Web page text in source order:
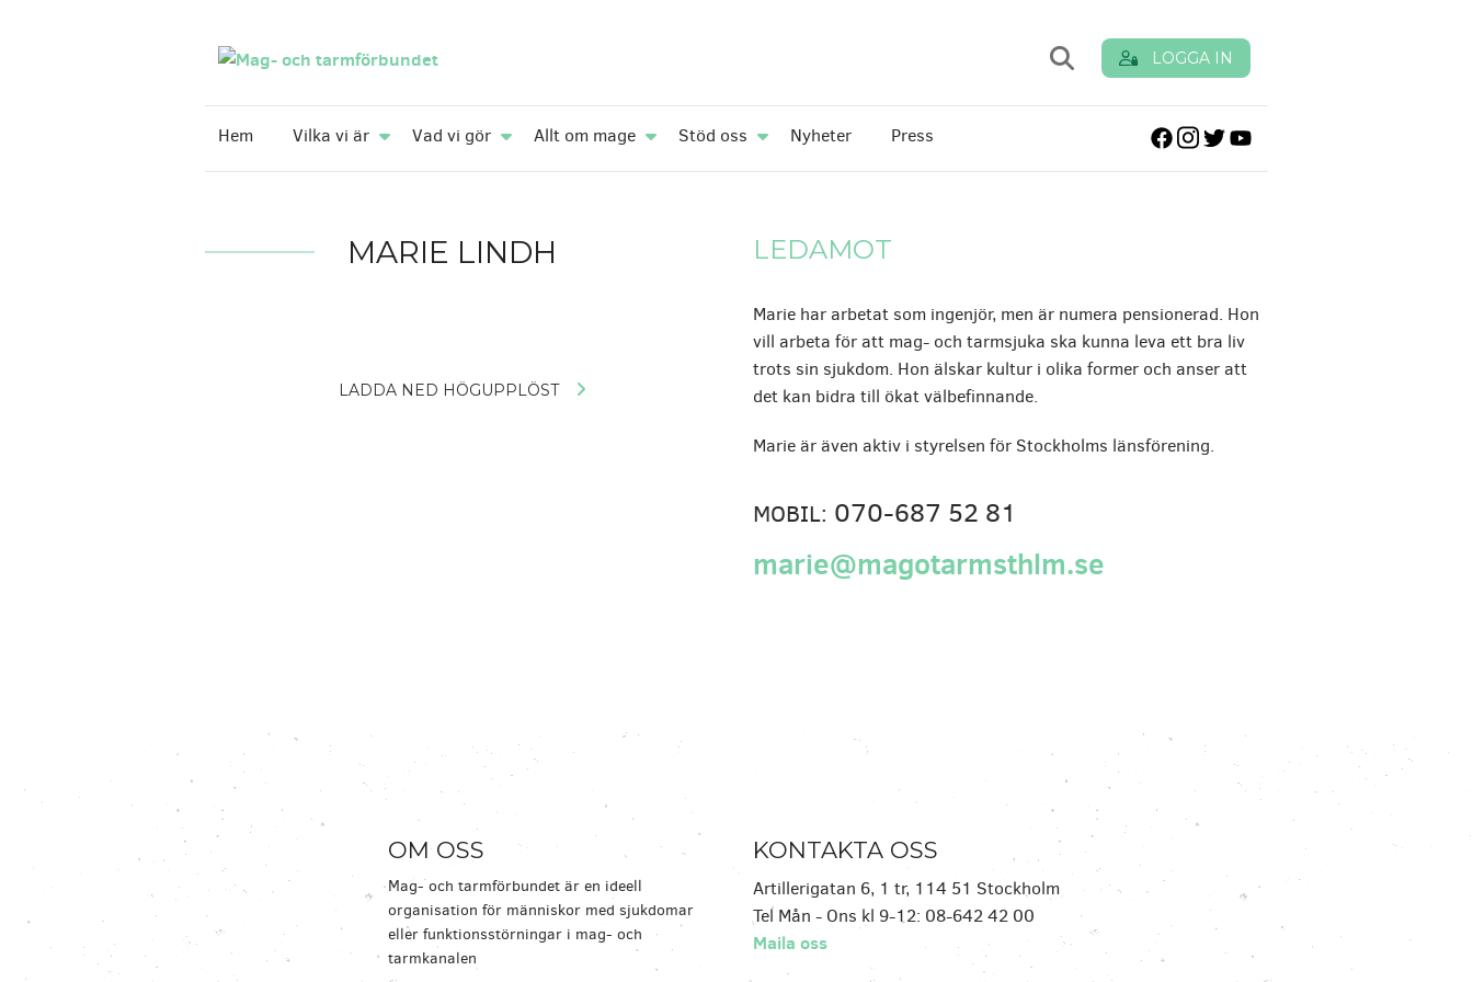
Sök
efter:
LOGGA IN
Hem Vilka vi är Vad vi gör Allt om mage Stöd oss Nyheter Press
MARIE LINDH
LADDA NED HÖGUPPLÖST
LEDAMOT
Marie har arbetat som ingenjör, men är numera pensionerad. Hon
vill arbeta för att mag- och tarmsjuka ska kunna leva ett bra liv
trots sin sjukdom. Hon älskar kultur i olika former och anser att
det kan bidra till ökat välbefinnande.
Marie är även aktiv i styrelsen för Stockholms länsförening.
MOBIL: 070-687 52 81
marie@magotarmsthlm.se
OM OSS
Mag- och tarmförbundet är en ideell
organisation för människor med sjukdomar
eller funktionsstörningar i mag- och
tarmkanalen
KONTAKTA OSS
Artillerigatan 6, 1 tr, 114 51 Stockholm
Tel Mån - Ons kl 9-12: 08-642 42 00
Maila oss